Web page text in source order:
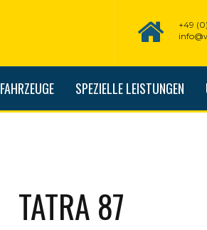
+49 (0)
FAHRZEUGE SPEZIELLE LEISTUNGEN
TATRA 87